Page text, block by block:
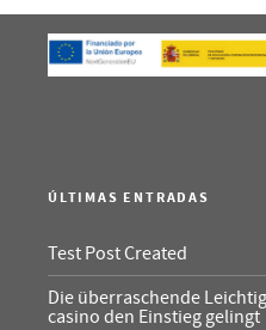
ÚLTIMAS ENTRADAS
Test Post Created
Die überraschende
casino den Einstieg gelingt